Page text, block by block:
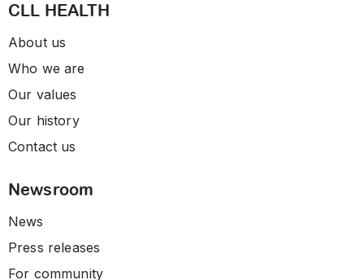
CLL HEALTH
About us
Who we are
Our values
Our history
Contact us
Newsroom
News
Press releases
For community